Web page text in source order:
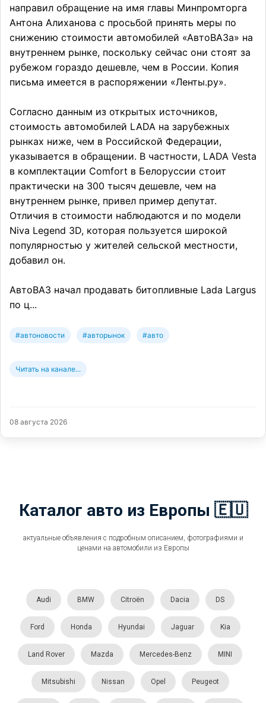
направил обращение на имя главы Минпромторга
Антона Алиханова с просьбой принять меры по
снижению стоимости автомобилей «АвтоВАЗа» на
внутреннем рынке, поскольку сейчас они стоят за
рубежом гораздо дешевле, чем в России. Копия
письма имеется в распоряжении «Ленты.ру».
Согласно данным из открытых источников,
стоимость автомобилей LADA на зарубежных
рынках ниже, чем в Российской Федерации,
указывается в обращении. В частности, LADA Vesta
в комплектации Comfort в Белоруссии стоит
практически на 300 тысяч дешевле, чем на
внутреннем рынке, привел пример депутат.
Отличия в стоимости наблюдаются и по модели
Niva Legend 3D, которая пользуется широкой
популярностью у жителей сельской местности,
добавил он.
АвтоВАЗ начал продавать битопливные Lada Largus
по ц...
#автоновости #авторынок #авто
Читать на канале...
08 августа 2026
Каталог авто из Европы 🇪🇺
актуальные объявления с подробным описанием, фотографиями и
ценами на автомобили из Европы
Audi BMW Citroën Dacia DS
Ford Honda Hyundai Jaguar Kia
Land Rover Mazda Mercedes-Benz MINI
Mitsubishi Nissan Opel Peugeot